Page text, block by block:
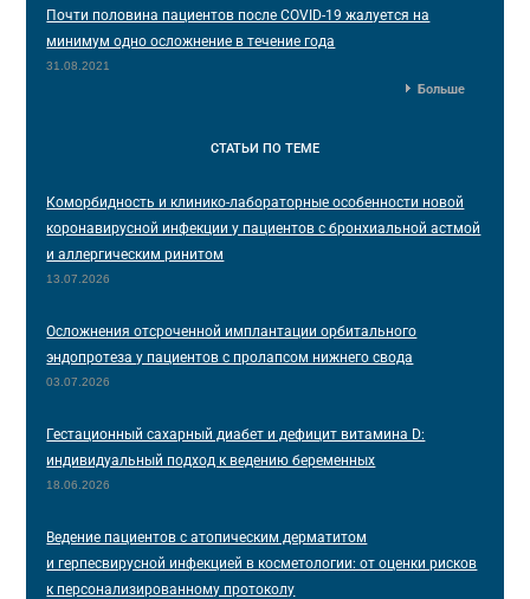
Почти половина пациентов после COVID-19 жалуется на
минимум одно осложнение в течение года
31.08.2021
Больше
СТАТЬИ ПО ТЕМЕ
Коморбидность и клинико-лабораторные особенности новой
коронавирусной инфекции у пациентов с бронхиальной астмой
и аллергическим ринитом
13.07.2026
Осложнения отсроченной имплантации орбитального
эндопротеза у пациентов с пролапсом нижнего свода
03.07.2026
Гестационный сахарный диабет и дефицит витамина D:
индивидуальный подход к ведению беременных
18.06.2026
Ведение пациентов с атопическим дерматитом
и герпесвирусной инфекцией в косметологии: от оценки рисков
к персонализированному протоколу